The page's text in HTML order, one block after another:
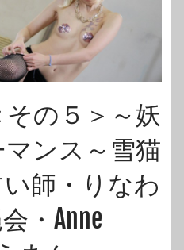
の５＞～妖
ンス～雪猫
師・りなわ
・Anne